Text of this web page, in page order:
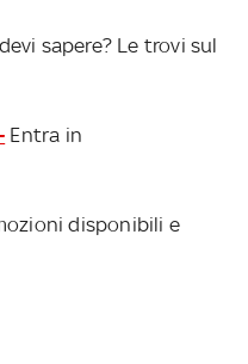
sapere? Le trovi sul
Entra in
disponibili e